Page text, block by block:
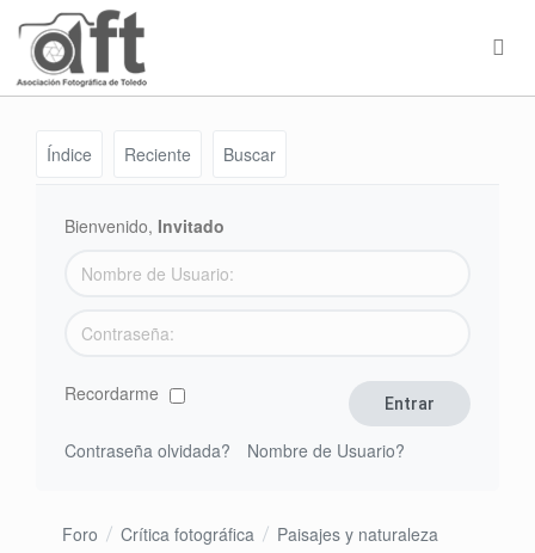
Índice Reciente Buscar
Bienvenido, Invitado
Recordarme
Contraseña olvidada? Nombre de Usuario?
Foro Crítica fotográfica Paisajes y naturaleza